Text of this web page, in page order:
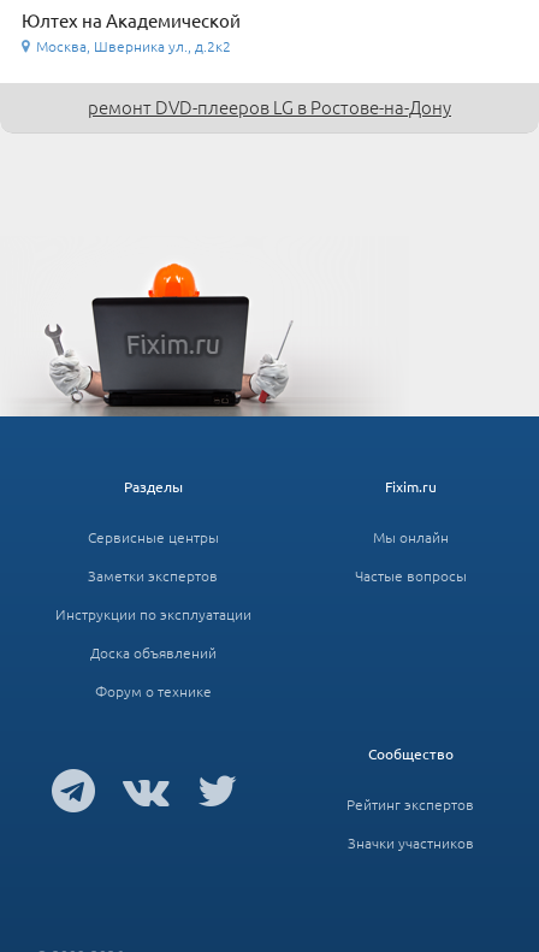
Юлтех на Академической
Москва, Шверника ул., д.2к2
ремонт DVD-плееров LG в Ростове-на-Дону
Fixim.ru
Мы онлайн
Частые вопросы
Разделы
Сервисные центры
Заметки экспертов
Инструкции по эксплуатации
Доска объявлений
Форум о технике
Сообщество
Рейтинг экспертов
Значки участников